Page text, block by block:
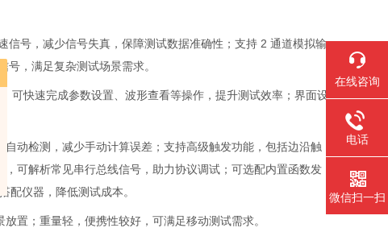
号，减少信号失真，保障测试数据准确性；支持 2 通道模拟输
，满足复杂测试场景需求。
可快速完成参数设置、波形查看等操作，提升测试效率；界面设
动检测，减少手动计算误差；支持高级触发功能，包括边沿触
可解析常见串行总线信号，助力协议调试；可选配内置函数发
配仪器，降低测试成本。
置；重量轻，便携性较好，可满足移动测试需求。
在线咨询
电话
微信扫一扫